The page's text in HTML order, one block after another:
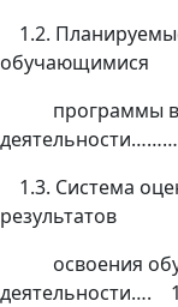
1.2.
обучающимися
программы
1.3. Система
результатов
освоения
деятельности….